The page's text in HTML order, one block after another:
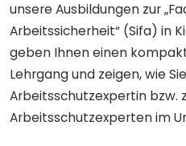
unsere Ausbildungen zur
Arbeitssicherheit“ (Sifa) in
geben Ihnen einen
Lehrgang und zeigen, wie
Arbeitsschutzexpertin bzw.
Arbeitsschutzexperten im